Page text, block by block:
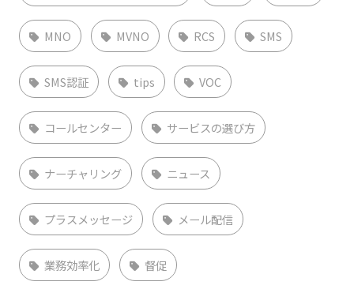
MNO MVNO RCS SMS
SMS認証 tips VOC
コールセンター サービスの選び方
ナーチャリング ニュース
プラスメッセージ メール配信
業務効率化 督促